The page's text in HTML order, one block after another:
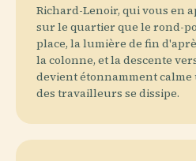
Richard-Lenoir, qui vous en
sur le quartier que le rond-
place, la lumière de fin
la colonne, et la descente
devient étonnamment
des travailleurs se dissipe.